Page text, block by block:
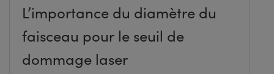
L’importance du diamètre du
faisceau pour le seuil de
dommage laser